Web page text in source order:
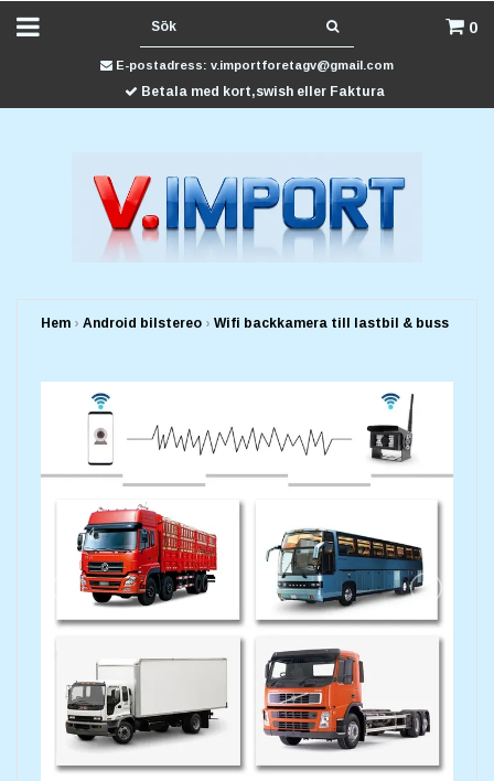
0
E-postadress: v.importforetagv@gmail.com
Betala med kort,swish eller Faktura
Hem › Android bilstereo › Wifi backkamera till lastbil & buss